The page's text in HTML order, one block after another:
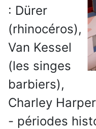
: Dürer
(rhinocéros),
Van Kessel
(les singes
barbiers),
Charley
- périodes